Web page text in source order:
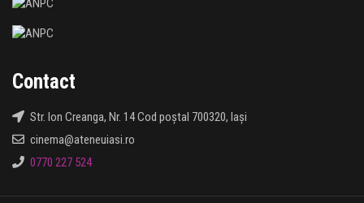
Contact
Str. Ion Creanga, Nr. 14 Cod poștal 700320, Iași
cinema@ateneuiasi.ro
0770 227 524